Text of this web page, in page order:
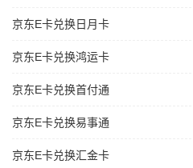
京东E卡兑换日月卡
京东E卡兑换鸿运卡
京东E卡兑换首付通
京东E卡兑换易事通
京东E卡兑换汇金卡